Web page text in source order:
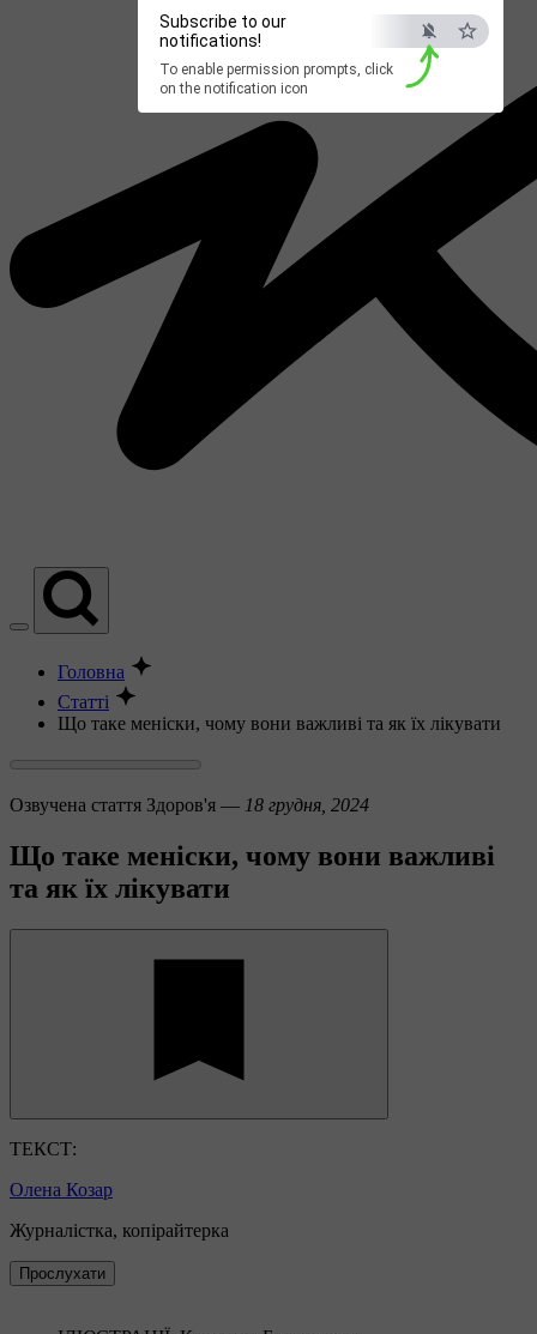
Subscribe to our
notifications!
To enable permission prompts, click
on the notification icon
Головна
Статті
Що таке меніски, чому вони важливі та як їх лікувати
Озвучена стаття Здоров'я — 18 грудня, 2024
Що таке меніски, чому вони важливі
та як їх лікувати
ТЕКСТ:
Олена Козар
Журналістка, копірайтерка
Прослухати